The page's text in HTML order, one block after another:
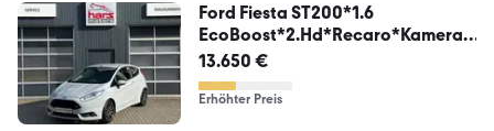
Ford Fiesta ST200*1.6
EcoBoost*2.Hd*Recaro*Kamera*
SHZ
13.650 €
Erhöhter Preis